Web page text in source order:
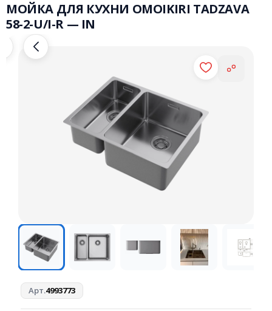
МОЙКА ДЛЯ КУХНИ OMOIKIRI TADZAVA
58-2-U/I-R — IN
Арт.4993773